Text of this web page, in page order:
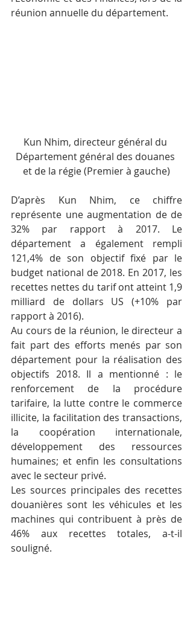
réunion annuelle du département.
Kun Nhim, directeur général du
Département général des douanes
et de la régie (Premier à gauche)
D’après Kun Nhim, ce chiffre
représente une augmentation de de
32% par rapport à 2017. Le
département a également rempli
121,4% de son objectif fixé par le
budget national de 2018. En 2017, les
recettes nettes du tarif ont atteint 1,9
milliard de dollars US (+10% par
rapport à 2016).
Au cours de la réunion, le directeur a
fait part des efforts menés par son
département pour la réalisation des
objectifs 2018. Il a mentionné : le
renforcement de la procédure
tarifaire, la lutte contre le commerce
illicite, la facilitation des transactions,
la coopération internationale,
développement des ressources
humaines; et enfin les consultations
avec le secteur privé.
Les sources principales des recettes
douanières sont les véhicules et les
machines qui contribuent à près de
46% aux recettes totales, a-t-il
souligné.